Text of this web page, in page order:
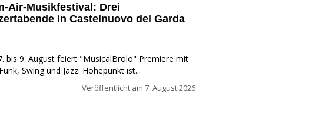
Air-Musikfestival: Drei
in Castelnuovo del Garda
bis 9. August feiert "MusicalBrolo" Premiere mit
Swing und Jazz. Höhepunkt ist...
Veröffentlicht am 7. August 2026